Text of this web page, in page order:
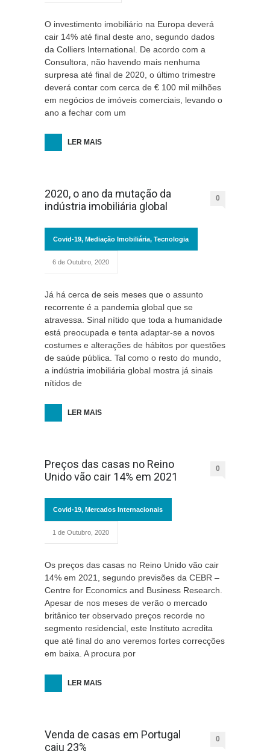
O investimento imobiliário na Europa deverá
cair 14% até final deste ano, segundo dados
da Colliers International. De acordo com a
Consultora, não havendo mais nenhuma
surpresa até final de 2020, o último trimestre
deverá contar com cerca de € 100 mil milhões
em negócios de imóveis comerciais, levando o
ano a fechar com um
LER MAIS
2020, o ano da mutação da
indústria imobiliária global
0
Covid-19, Mediação Imobiliária, Tecnologia
6 de Outubro, 2020
Já há cerca de seis meses que o assunto
recorrente é a pandemia global que se
atravessa. Sinal nítido que toda a humanidade
está preocupada e tenta adaptar-se a novos
costumes e alterações de hábitos por questões
de saúde pública. Tal como o resto do mundo,
a indústria imobiliária global mostra já sinais
nítidos de
LER MAIS
Preços das casas no Reino
Unido vão cair 14% em 2021
0
Covid-19, Mercados Internacionais
1 de Outubro, 2020
Os preços das casas no Reino Unido vão cair
14% em 2021, segundo previsões da CEBR –
Centre for Economics and Business Research.
Apesar de nos meses de verão o mercado
britânico ter observado preços recorde no
segmento residencial, este Instituto acredita
que até final do ano veremos fortes correcções
em baixa. A procura por
LER MAIS
Venda de casas em Portugal
caiu 23%
0